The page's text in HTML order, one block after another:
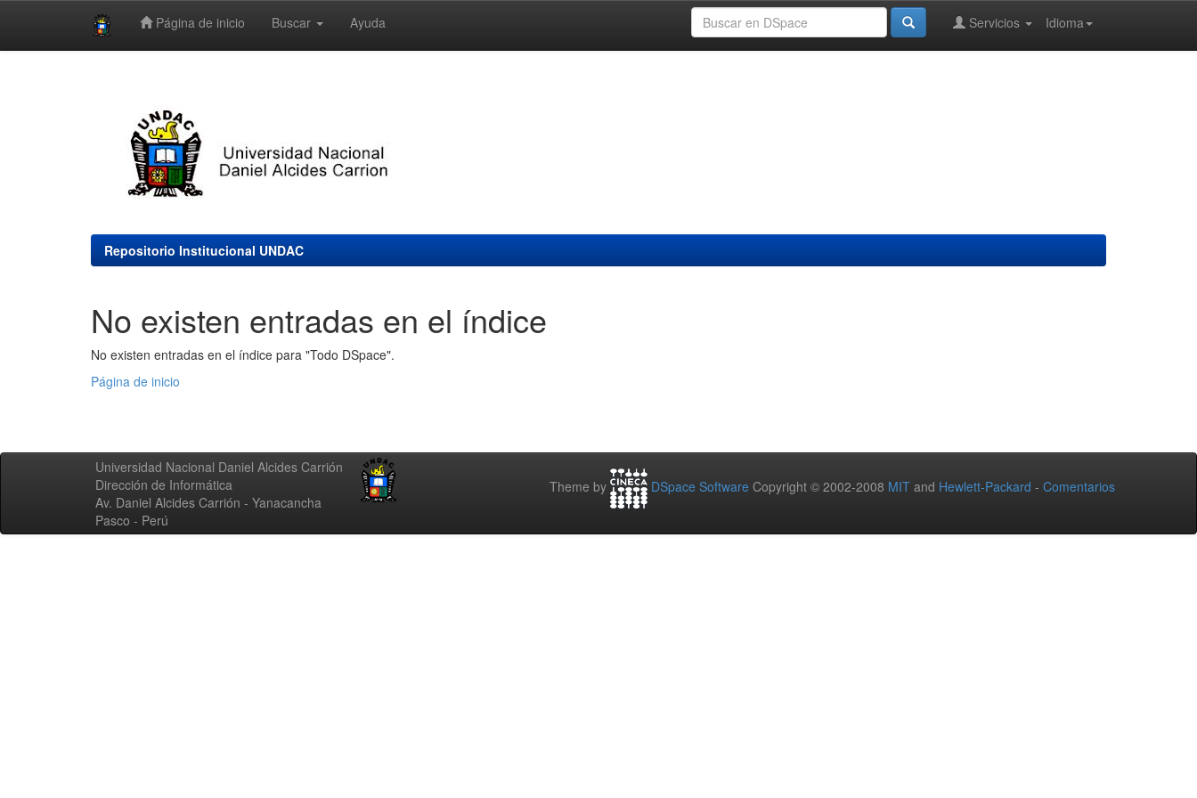
Página de inicio Buscar Ayuda Idioma
Servicios
Repositorio Institucional UNDAC
No existen entradas en el índice
No existen entradas en el índice para "Todo DSpace".
Página de inicio
Universidad Nacional Daniel Alcides Carrión
Dirección de Informática
Av. Daniel Alcides Carrión - Yanacancha
Pasco - Perú
Theme by DSpace Software Copyright © 2002-2008 MIT and Hewlett-Packard - Comentarios